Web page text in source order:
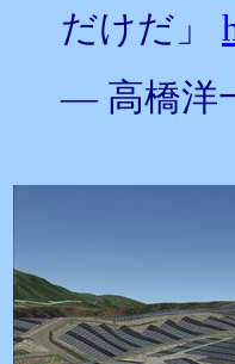
だけだ」
— 高橋洋